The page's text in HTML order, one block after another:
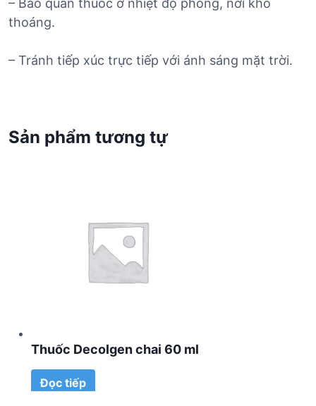
– Bảo quản thuốc ở nhiệt độ phòng, nơi khô
thoáng.
– Tránh tiếp xúc trực tiếp với ánh sáng mặt trời.
Sản phẩm tương tự
Thuốc Decolgen chai 60 ml
Đọc tiếp